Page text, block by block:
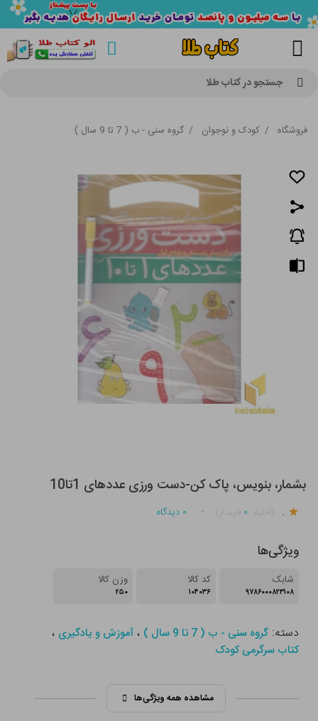
جستجو در کتاب طلا
فروشگاه / کودک و نوجوان / گروه سنی - ب ( 7 تا 9 سال )
بشمار، بنویس، پاک کن-دست ورزی عددهای 1تا10
. ۰ ۰ دیدگاه
ویژگی‌ها
شابک
۹۷۸۶۰۰۰۸۲۳۱۰۸
کد کالا
۱۰۴۰۳۶
وزن کالا
۲۵۰
دسته:گروه سنی - ب ( 7 تا 9 سال ) ،آموزش و یادگیری ،
کتاب سرگرمی کودک
مشاهده همه ویژگی‌ها